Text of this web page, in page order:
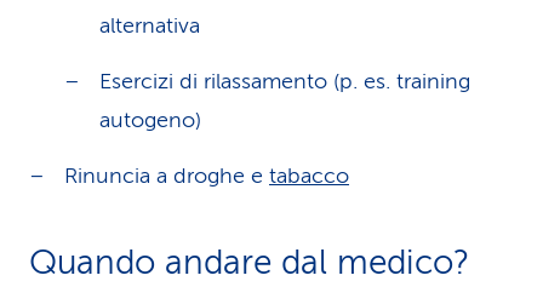
alternativa
Esercizi di rilassamento (p. es. training
autogeno)
Rinuncia a droghe e tabacco
Quando andare dal medico?